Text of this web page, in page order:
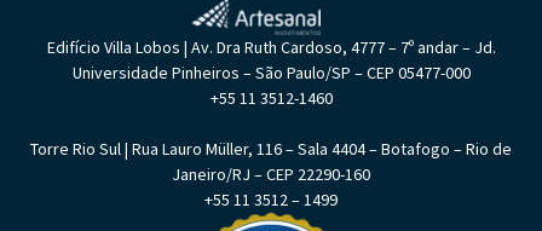
Edifício Villa Lobos | Av. Dra Ruth Cardoso, 4777 – 7º andar – Jd.
Universidade Pinheiros – São Paulo/SP – CEP 05477-000
+55 11 3512-1460
Torre Rio Sul | Rua Lauro Müller, 116 – Sala 4404 – Botafogo – Rio de
Janeiro/RJ – CEP 22290-160
+55 11 3512 – 1499